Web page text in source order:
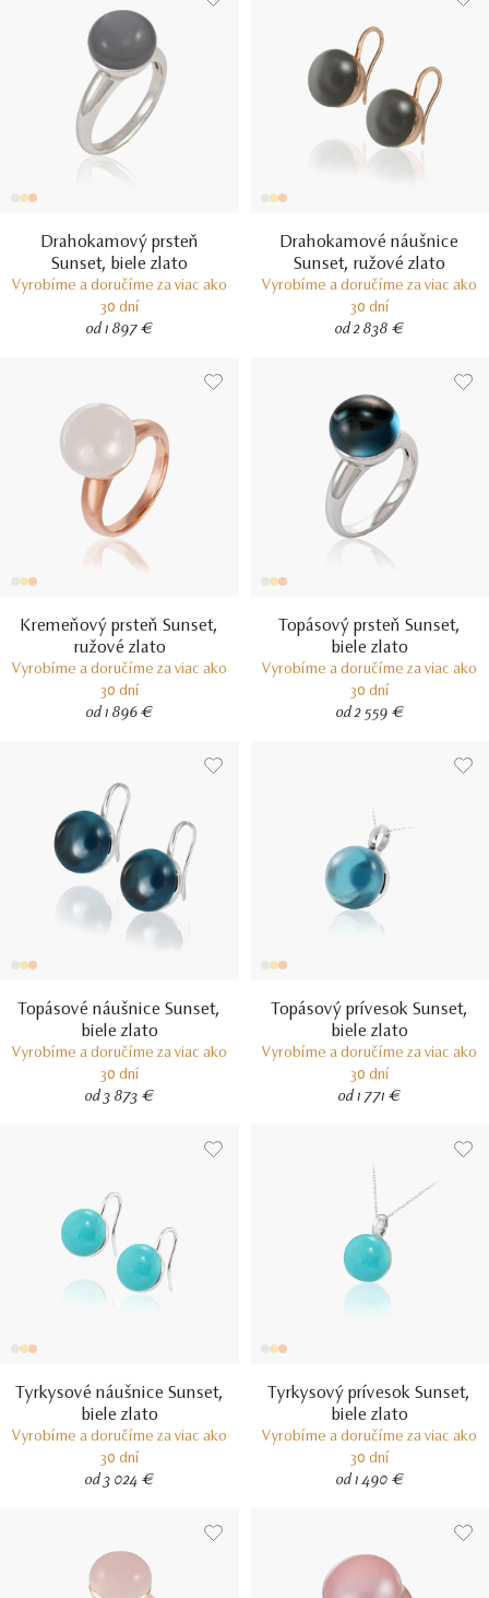
Drahokamový prsteň
Sunset, biele zlato
Vyrobíme a doručíme za viac ako
30 dní
od 1 897 €
Drahokamové náušnice
Sunset, ružové zlato
Vyrobíme a doručíme za viac ako
30 dní
od 2 838 €
Kremeňový prsteň Sunset,
ružové zlato
Vyrobíme a doručíme za viac ako
30 dní
od 1 896 €
Topásový prsteň Sunset,
biele zlato
Vyrobíme a doručíme za viac ako
30 dní
od 2 559 €
Topásové náušnice Sunset,
biele zlato
Vyrobíme a doručíme za viac ako
30 dní
od 3 873 €
Topásový prívesok Sunset,
biele zlato
Vyrobíme a doručíme za viac ako
30 dní
od 1 771 €
Tyrkysové náušnice Sunset,
biele zlato
Vyrobíme a doručíme za viac ako
30 dní
od 3 024 €
Tyrkysový prívesok Sunset,
biele zlato
Vyrobíme a doručíme za viac ako
30 dní
od 1 490 €